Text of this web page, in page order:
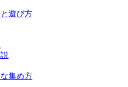
遊び方
集め方